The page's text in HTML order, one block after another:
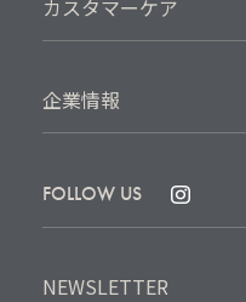
カスタマーケア
企業情報
FOLLOW US
NEWSLETTER